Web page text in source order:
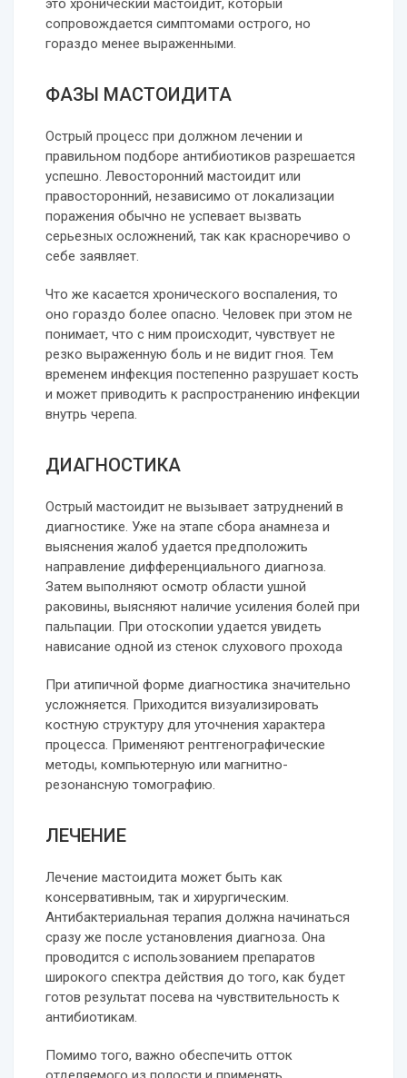
это хронический мастоидит, который
сопровождается симптомами острого, но
гораздо менее выраженными.
ФАЗЫ МАСТОИДИТА
Острый процесс при должном лечении и
правильном подборе антибиотиков разрешается
успешно. Левосторонний мастоидит или
правосторонний, независимо от локализации
поражения обычно не успевает вызвать
серьезных осложнений, так как красноречиво о
себе заявляет.
Что же касается хронического воспаления, то
оно гораздо более опасно. Человек при этом не
понимает, что с ним происходит, чувствует не
резко выраженную боль и не видит гноя. Тем
временем инфекция постепенно разрушает кость
и может приводить к распространению инфекции
внутрь черепа.
ДИАГНОСТИКА
Острый мастоидит не вызывает затруднений в
диагностике. Уже на этапе сбора анамнеза и
выяснения жалоб удается предположить
направление дифференциального диагноза.
Затем выполняют осмотр области ушной
раковины, выясняют наличие усиления болей при
пальпации. При отоскопии удается увидеть
нависание одной из стенок слухового прохода
При атипичной форме диагностика значительно
усложняется. Приходится визуализировать
костную структуру для уточнения характера
процесса. Применяют рентгенографические
методы, компьютерную или магнитно-
резонансную томографию.
ЛЕЧЕНИЕ
Лечение мастоидита может быть как
консервативным, так и хирургическим.
Антибактериальная терапия должна начинаться
сразу же после установления диагноза. Она
проводится с использованием препаратов
широкого спектра действия до того, как будет
готов результат посева на чувствительность к
антибиотикам.
Помимо того, важно обеспечить отток